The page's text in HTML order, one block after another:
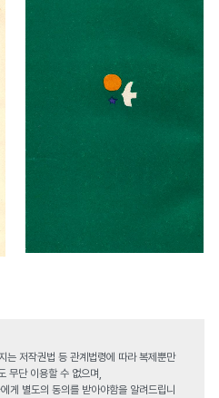
는 저작권법 등 관계법령에 따라 복제뿐만
무단 이용할 수 없으며,
게 별도의 동의를 받아야함을 알려드립니